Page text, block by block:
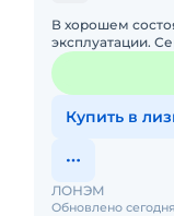
В хорошем
эксплуатации.
РФ.
Купить в
Обновлено сегодня
ЛОНЭМ